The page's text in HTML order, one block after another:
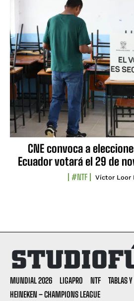
CNE convoca a
Ecuador votará el 29 de
#NTF Víctor Loor
MUNDIAL 2026 LIGAPRO NTF
TABLAS
HEINEKEN – CHAMPIONS LEAGUE